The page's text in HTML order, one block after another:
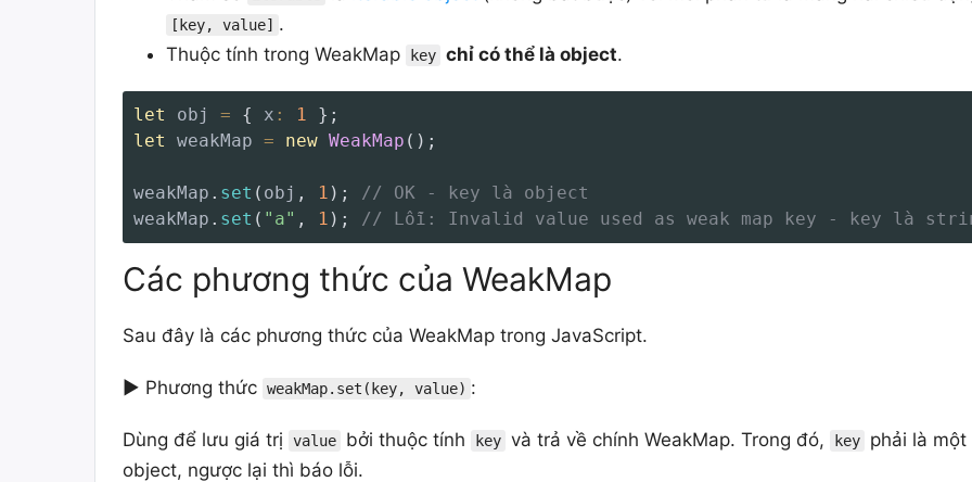
[key, value] .
Thuộc tính trong WeakMap
key chỉ có thể là object.
let obj = { x : 1 } ;
let
weakMap = new WeakMap ( ) ;
weakMap . set ( obj , 1 ) ;
// OK - key là object
weakMap . set ( "a" , 1 ) ; // Lỗi: Invalid value used as weak map key - key là
Các phương thức của WeakMap
Sau đây là các phương thức của WeakMap trong JavaScript.
► Phương thức weakMap.set(key, value) :
Dùng để lưu giá trị value bởi thuộc tính key và trả về chính WeakMap. Trong đó, key
phải là một
object, ngược lại thì báo lỗi.